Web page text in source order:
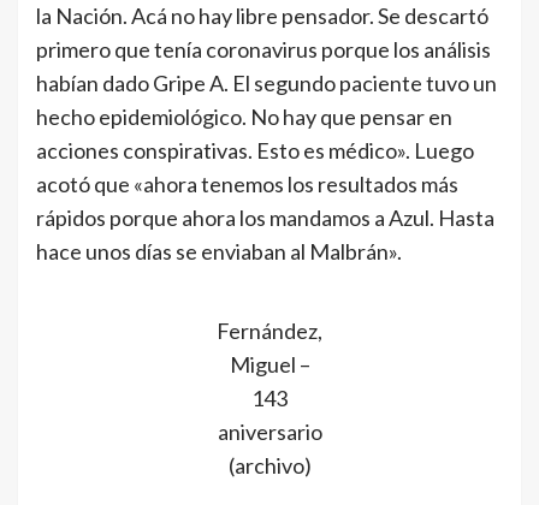
la Nación. Acá no hay libre pensador. Se descartó
primero que tenía coronavirus porque los análisis
habían dado Gripe A. El segundo paciente tuvo un
hecho epidemiológico. No hay que pensar en
acciones conspirativas. Esto es médico». Luego
acotó que «ahora tenemos los resultados más
rápidos porque ahora los mandamos a Azul. Hasta
hace unos días se enviaban al Malbrán».
Fernández,
Miguel –
143
aniversario
(archivo)